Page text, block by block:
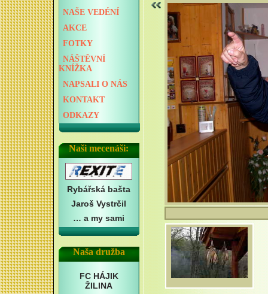
NAŠE VEDÉNÍ
AKCE
FOTKY
NÁŠTĚVNÍ
KNÍŽKA
NAPSALI O NÁS
KONTAKT
ODKAZY
Naši mecenáši:
Rybářská bašta
Jaroš Vystrčil
… a my sami
Naša družba
FC HÁJIK
ŽILINA